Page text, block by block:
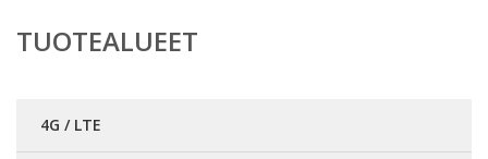
TUOTEALUEET
4G / LTE